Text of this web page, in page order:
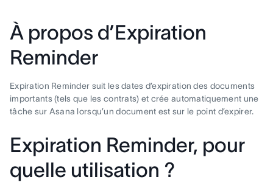
À propos d’Expiration
Reminder
Expiration Reminder suit les dates d’expiration des documents
importants (tels que les contrats) et crée automatiquement une
tâche sur Asana lorsqu’un document est sur le point d’expirer.
Expiration Reminder, pour
quelle utilisation ?